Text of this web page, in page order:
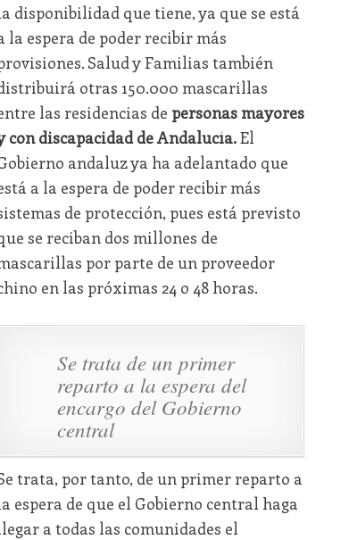
disponibilidad que tiene, ya que se está
la espera de poder recibir más
Salud y Familias también
otras 150.000 mascarillas
las residencias de personas mayores
con discapacidad de Andalucía.El
andaluz ya ha adelantado que
a la espera de poder recibir más
de protección, pues está previsto
se reciban dos millones de
por parte de un proveedor
en las próximas 24 o 48 horas.
Se trata de un primer
reparto a la espera del
encargo del Gobierno
central
trata, por tanto, de un primer reparto a
espera de que el Gobierno central haga
a todas las comunidades el